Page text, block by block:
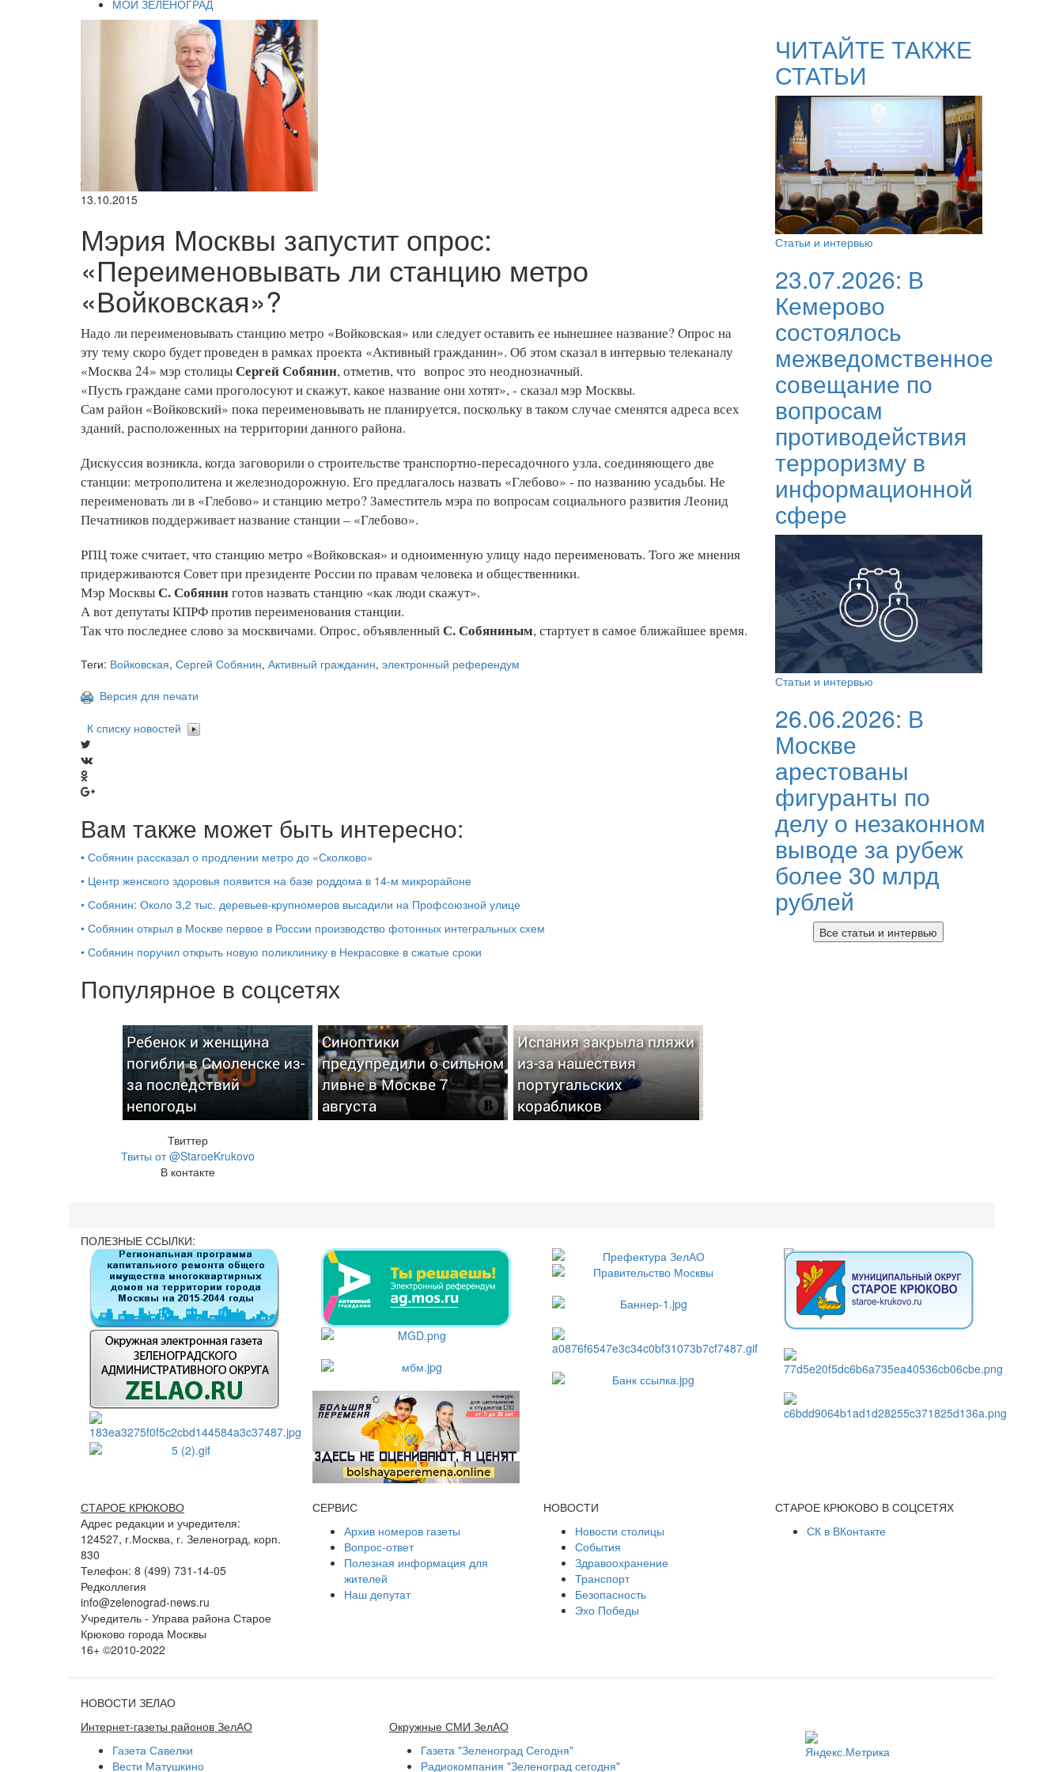
МОЙ ЗЕЛЕНОГРАД
13.10.2015
Мэрия Москвы запустит опрос:
«Переименовывать ли станцию метро
«Войковская»?
Надо ли переименовывать станцию метро «Войковская» или следует оставить ее нынешнее название? Опрос на
эту тему скоро будет проведен в рамках проекта «Активный гражданин». Об этом сказал в интервью телеканалу
«Москва 24» мэр столицыСергей Собянин, отметив, что вопрос это неоднозначный.
«Пусть граждане сами проголосуют и скажут, какое название они хотят», - сказал мэр Москвы.
Сам район «Войковский» пока переименовывать не планируется, поскольку в таком случае сменятся адреса всех
зданий, расположенных на территории данного района.
Дискуссия возникла, когда заговорили о строительстве транспортно-пересадочного узла, соединяющего две
станции: метрополитена и железнодорожную. Его предлагалось назвать «Глебово» - по названию усадьбы. Не
переименовать ли в «Глебово» и станцию метро? Заместитель мэра по вопросам социального развития Леонид
Печатников поддерживает название станции – «Глебово».
РПЦ тоже считает, что станцию метро «Войковская» и одноименную улицу надо переименовать. Того же мнения
придерживаются Совет при президенте России по правам человека и общественники.
Мэр МосквыС. Собянинготов назвать станцию «как люди скажут».
А вот депутаты КПРФ против переименования станции.
Так что последнее слово за москвичами. Опрос, объявленныйС. Собяниным, стартует в самое ближайшее время.
Теги: Войковская, Сергей Собянин, Активный гражданин, электронный референдум
Версия для печати
К списку новостей
Вам также может быть интересно:
• Собянин рассказал о продлении метро до «Сколково»
• Центр женского здоровья появится на базе роддома в 14-м микрорайоне
• Собянин: Около 3,2 тыс. деревьев-крупномеров высадили на Профсоюзной улице
• Собянин открыл в Москве первое в России производство фотонных интегральных схем
• Собянин поручил открыть новую поликлинику в Некрасовке в сжатые сроки
Популярное в соцсетях
Ребенок и женщина
погибли в Смоленске из-
за последствий
непогоды
Синоптики
предупредили о сильном
ливне в Москве 7
августа
Испания закрыла пляжи
из-за нашествия
португальских
корабликов
Твиттер
Твиты от @StaroeKrukovo
В контакте
ЧИТАЙТЕ ТАКЖЕ
СТАТЬИ
Статьи и интервью
23.07.2026: В
Кемерово
состоялось
межведомственное
совещание по
вопросам
противодействия
терроризму в
информационной
сфере
Статьи и интервью
26.06.2026: В
Москве
арестованы
фигуранты по
делу о незаконном
выводе за рубеж
более 30 млрд
рублей
Все статьи и интервью
ПОЛЕЗНЫЕ ССЫЛКИ:
СТАРОЕ КРЮКОВО
Адрес редакции и учредителя:
124527, г.Москва, г. Зеленоград, корп.
830
Телефон: 8 (499) 731-14-05
Редколлегия
info@zelenograd-news.ru
Учредитель - Управа района Старое
Крюково города Москвы
16+ ©2010-2022
СЕРВИС
Архив номеров газеты
Вопрос-ответ
Полезная информация для
жителей
Наш депутат
НОВОСТИ
Новости столицы
События
Здравоохранение
Транспорт
Безопасность
Эхо Победы
СТАРОЕ КРЮКОВО В СОЦСЕТЯХ
СК в ВКонтакте
НОВОСТИ ЗЕЛАО
Интернет-газеты районов ЗелАО
Газета Савелки
Вести Матушкино
Окружные СМИ ЗелАО
Газета "Зеленоград Сегодня"
Радиокомпания "Зеленоград сегодня"